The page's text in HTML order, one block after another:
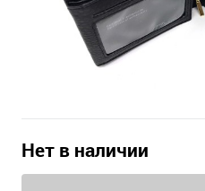
Нет в наличии